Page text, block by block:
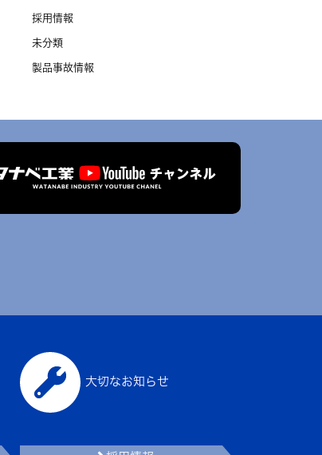
採用情報
未分類
製品事故情報
大切なお知らせ